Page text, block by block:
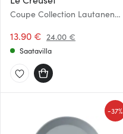
Coupe Collection Lautanen
13.90 € 24.00 €
Saatavilla
-37%